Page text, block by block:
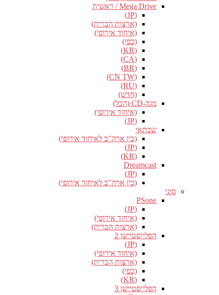
Mega Drive / ראשית
(JP)
(ארצות הברית)
(איחוד אירופי)
(כפי)
(KR)
(CA)
(BR)
(CN TW)
(RU)
(חדש)
מגה-CD (הכל)
(איחוד אירופי)
(JP)
שבתאי
(בין ארה"ב לאיחוד אירופי)
(JP)
(KR)
Dreamcast
(JP)
(בין ארה"ב לאיחוד אירופי)
סוני
PSone
(JP)
(איחוד אירופי)
(ארצות הברית)
הפלייסטיישן 2
(JP)
(איחוד אירופי)
(ארצות הברית)
(כפי)
(KR)
הפלייסטיישן 3